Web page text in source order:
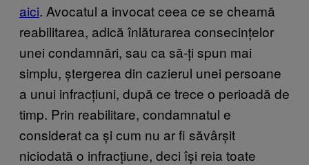
aici. Avocatul a invocat ceea ce se cheamă
reabilitarea, adică înlăturarea consecințelor
unei condamnări, sau ca să-ți spun mai
simplu, ștergerea din cazierul unei persoane
a unui infracțiuni, după ce trece o perioadă de
timp. Prin reabilitare, condamnatul e
considerat ca și cum nu ar fi săvârșit
niciodată o infracțiune, deci își reia toate